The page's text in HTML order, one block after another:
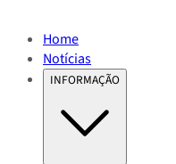
Home
Notícias
INFORMAÇÃO